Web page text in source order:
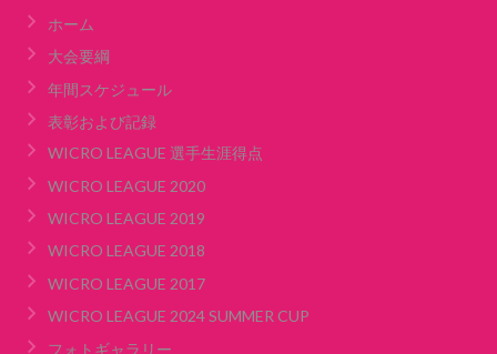
ホーム
大会要綱
年間スケジュール
表彰および記録
WICRO LEAGUE 選手生涯得点
WICRO LEAGUE 2020
WICRO LEAGUE 2019
WICRO LEAGUE 2018
WICRO LEAGUE 2017
WICRO LEAGUE 2024 SUMMER CUP
フォトギャラリー